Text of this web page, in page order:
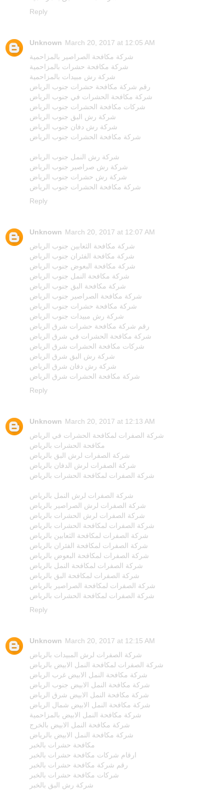
Reply
Unknown March 20, 2017 at 12:05 AM
شركة مكافحة الصراصير بالمزاحمية
شركة مكافحة حشرات بالمزاحمية
شركة رش مبيدات بالمزاحمية
رقم شركة مكافحة حشرات جنوب الرياض
شركة مكافحة الحشرات في جنوب الرياض
شركات مكافحة الحشرات جنوب الرياض
شركة رش البق جنوب الرياض
شركة رش دفان جنوب الرياض
شركة مكافحة الحشرات جنوب الرياض
شركة رش النمل جنوب الرياض
شركة رش صراصير جنوب الرياض
شركة رش حشرات جنوب الرياض
شركة مكافحة الحشرات جنوب الرياض
Reply
Unknown March 20, 2017 at 12:07 AM
شركة مكافحة الثعابين جنوب الرياض
شركة مكافحة الفئران جنوب الرياض
شركة مكافحة البعوض جنوب الرياض
شركة مكافحة النمل جنوب الرياض
شركة مكافحة البق جنوب الرياض
شركة مكافحة الصراصير جنوب الرياض
شركة مكافحة حشرات جنوب الرياض
شركة رش مبيدات جنوب الرياض
رقم شركة مكافحة حشرات شرق الرياض
شركة مكافحة الحشرات في شرق الرياض
شركات مكافحة الحشرات شرق الرياض
شركة رش البق شرق الرياض
شركة رش دفان شرق الرياض
شركة مكافحة الحشرات شرق الرياض
Reply
Unknown March 20, 2017 at 12:13 AM
شركة الصفرات لمكافحة الحشرات في الرياض
مكافحة الحشرات بالرياض
شركة الصفرات لرش البق بالرياض
شركة الصفرات لرش الدفان بالرياض
شركة الصفرات لمكافحة الحشرات بالرياض
شركة الصفرات لرش النمل بالرياض
شركة الصفرات لرش الصراصير بالرياض
شركة الصفرات لرش الحشرات بالرياض
شركة الصفرات لمكافحة الحشرات بالرياض
شركة الصفرات لمكافحة الثعابين بالرياض
شركة الصفرات لمكافحة الفئران بالرياض
شركة الصفرات لمكافحة البعوض بالرياض
شركة الصفرات لمكافحة النمل بالرياض
شركة الصفرات لمكافحة البق بالرياض
شركة الصفرات لمكافحة الصراصير بالرياض
شركة الصفرات لمكافحة الحشرات بالرياض
Reply
Unknown March 20, 2017 at 12:15 AM
شركة الصفرات لرش المبيدات بالرياض
شركة الصفرات لمكافحة النمل الابيض بالرياض
شركة مكافحة النمل الابيض غرب الرياض
شركة مكافحة النمل الابيض جنوب الرياض
شركة مكافحة النمل الابيض شرق الرياض
شركة مكافحة النمل الابيض شمال الرياض
شركة مكافحة النمل الابيض بالمزاحمية
شركة مكافحة النمل الابيض بالخرج
شركة مكافحة النمل الابيض بالرياض
مكافحة حشرات بالخبر
ارقام شركات مكافحة حشرات بالخبر
رقم شركة مكافحة حشرات بالخبر
شركات مكافحة حشرات بالخبر
شركة رش البق بالخبر